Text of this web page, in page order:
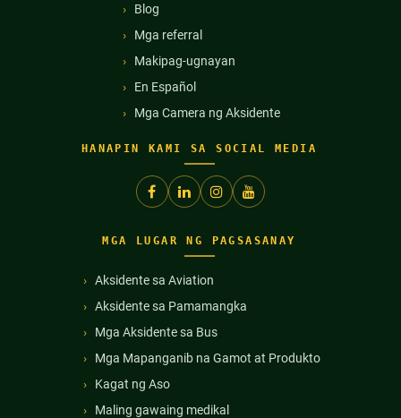
Blog
Mga referral
Makipag-ugnayan
En Español
Mga Camera ng Aksidente
HANAPIN KAMI SA SOCIAL MEDIA
MGA LUGAR NG PAGSASANAY
Aksidente sa Aviation
Aksidente sa Pamamangka
Mga Aksidente sa Bus
Mga Mapanganib na Gamot at Produkto
Kagat ng Aso
Maling gawaing medikal